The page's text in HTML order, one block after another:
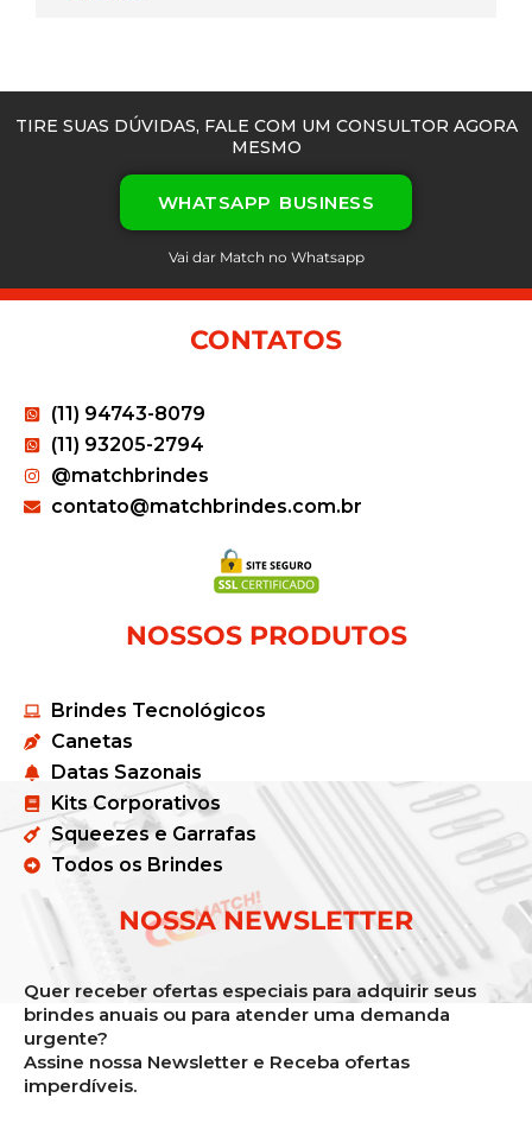
TIRE SUAS DÚVIDAS, FALE COM UM CONSULTOR AGORA
MESMO
WHATSAPP BUSINESS
Vai dar Match no Whatsapp
CONTATOS
(11) 94743-8079
(11) 93205-2794
@matchbrindes
contato@matchbrindes.com.br
NOSSOS PRODUTOS
Brindes Tecnológicos
Canetas
Datas Sazonais
Kits Corporativos
Squeezes e Garrafas
Todos os Brindes
NOSSA NEWSLETTER
Quer receber ofertas especiais para adquirir seus
brindes anuais ou para atender uma demanda
urgente?
Assine nossa Newsletter e Receba ofertas
imperdíveis.